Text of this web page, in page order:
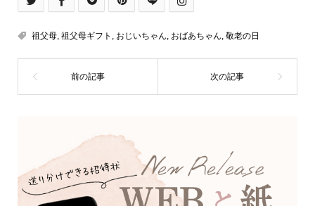
祖父母, 祖父母ギフト , おじいちゃん, おばあちゃん, 敬老の日